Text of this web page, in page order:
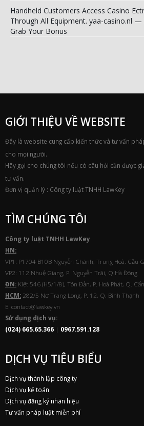
Handheld Customers Access Casino
Through All Equipment. yaa-casino.nl —
Grab Your Bonus
GIỚI THIỆU VỀ WEBSITE
Đây là website cung cấp kiến thức và tư vấn
cho mọi người.
Hãy gọi cho chúng tôi nếu có câu hỏi cần được
tư vấn.
Đơn vị quản lý : Công ty luật TNHH LawKey
TÌM CHÚNG TÔI
Công ty luật TNHH LawKey
HN:
VP1: P1704 B10B Nguyễn Chánh, Trung Hoà, Cầu
VP2: 112 Nhuệ Giang, P. Nguyễn Trãi, Q.Hà Đông
ĐN: Kiệt 546 (H5/1/8), Tôn Đản, P. Hoà Phát, Q.
HCM: 282/5 Nơ Trang Long, P. 12, Q. Bình Thạnh
E: contact@lawkey.vn
Sử dụng dịch vụ:
(024) 665.65.366 | 0967.591.128
DỊCH VỤ TIÊU BIỂU
Dịch vụ thành lập công ty
Dịch vụ kế toán
Dịch vụ đăng ký nhãn hiệu
Tư vấn pháp luật miễn phí